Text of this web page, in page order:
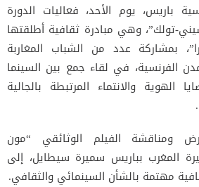
باريس، يوم الأحد، فعاليات الدورة
سيني-تولك”، وهي مبادرة ثقافية أطلقتها
بمشاركة عدد من الشباب المغاربة
الفرنسية، في لقاء جمع بين السينما
الهوية والانتماء المرتبطة بالجالية
ومناقشة الفيلم الوثائقي “مون
المغرب بباريس سميرة سيطايل، إلى
مهتمة بالشأن السينمائي والثقافي.